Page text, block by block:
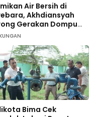
Air Bersih di
Akhdiansyah
Gerakan Dompu
Bima Cek